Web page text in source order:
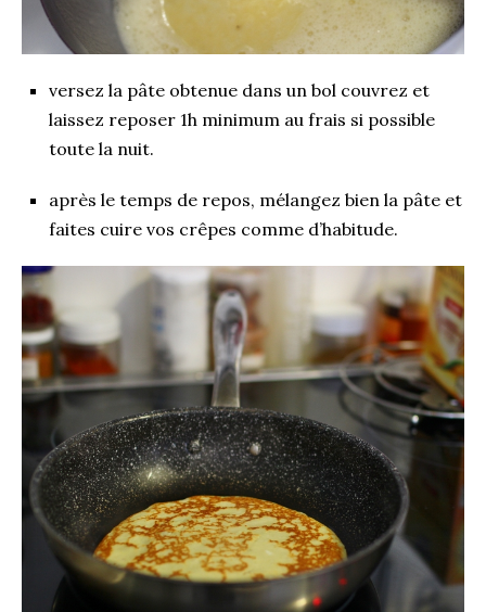
versez la pâte obtenue dans un bol couvrez et
laissez reposer 1h minimum au frais si possible
toute la nuit.
après le temps de repos, mélangez bien la pâte et
faites cuire vos crêpes comme d’habitude.